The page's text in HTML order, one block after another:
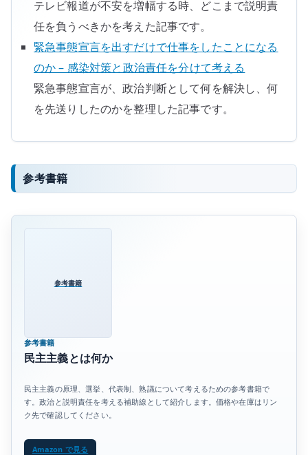
テレビ報道が不安を増幅する時、どこまで説明責
任を負うべきかを考えた記事です。
緊急事態宣言を出すだけで仕事をしたことになる
のか – 感染対策と政治責任を分けて考える
緊急事態宣言が、政治判断として何を解決し、何
を先送りしたのかを整理した記事です。
参考書籍
参考書籍
参考書籍
民主主義とは何か
民主主義の原理、選挙、代表制、熟議について考えるための参考書籍で
す。政治と説明責任を考える補助線として紹介します。価格や在庫はリン
ク先で確認してください。
Amazon で見る